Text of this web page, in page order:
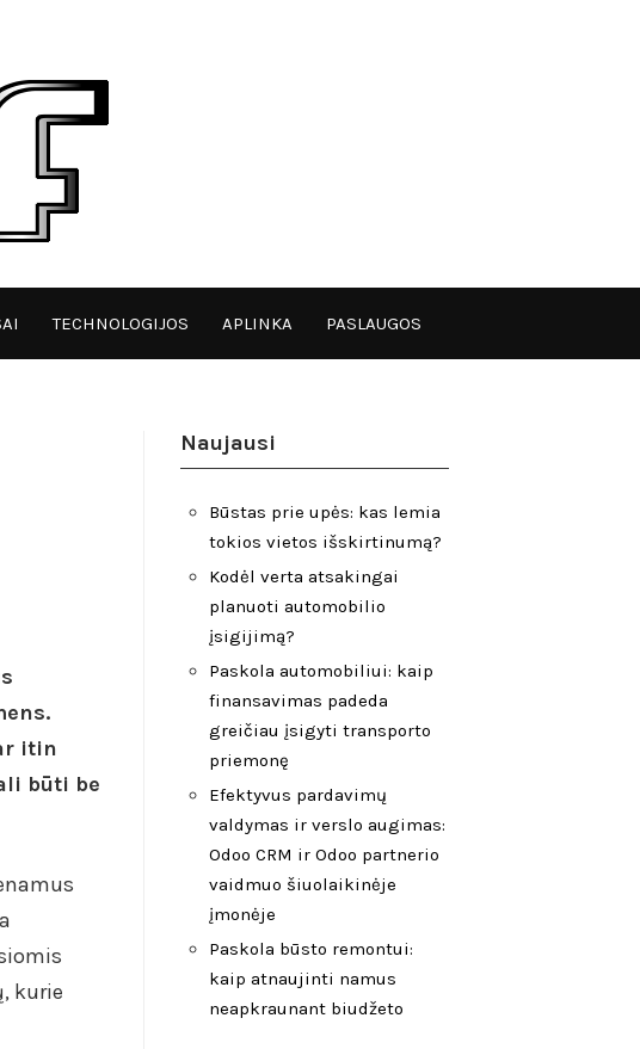
TECHNOLOGIJOS APLINKA PASLAUGOS
itin
būti be
kurie
Naujausi
Būstas prie upės: kas lemia
tokios vietos išskirtinumą?
Kodėl verta atsakingai
planuoti automobilio
įsigijimą?
Paskola automobiliui: kaip
finansavimas padeda
greičiau įsigyti transporto
priemonę
Efektyvus pardavimų
valdymas ir verslo augimas:
Odoo CRM ir Odoo partnerio
vaidmuo šiuolaikinėje
įmonėje
Paskola būsto remontui:
kaip atnaujinti namus
neapkraunant biudžeto